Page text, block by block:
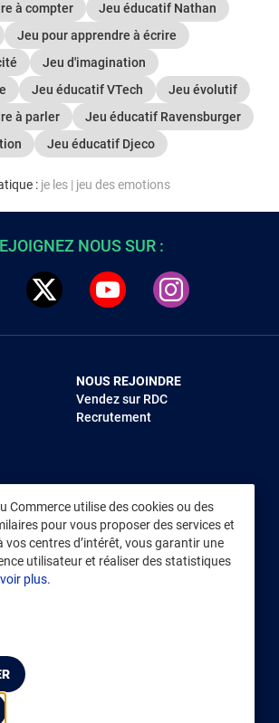
à compter
Jeu éducatif Nathan
Jeu pour apprendre à écrire
Jeu d'imagination
Jeu éducatif VTech
Jeu évolutif
à parler
Jeu éducatif Ravensburger
Jeu éducatif Djeco
: je les | jeu des emotions
Commerce utilise des cookies ou des
pour vous proposer des services et
centres d’intérêt, vous garantir une
utilisateur et réaliser des statistiques
plus.
NOUS SUR :
NOUS REJOINDRE
Vendez sur RDC
Recrutement